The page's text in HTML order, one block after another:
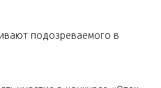
подозреваемого в